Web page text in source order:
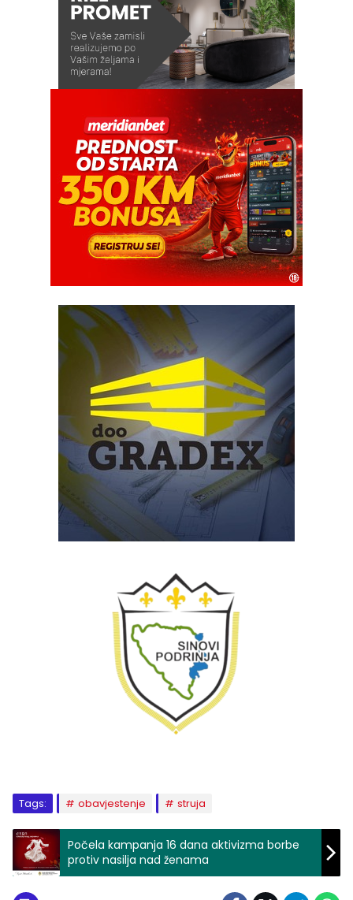
Tags: obavjestenje struja
Počela kampanja 16 dana aktivizma borbe
protiv nasilja nad ženama